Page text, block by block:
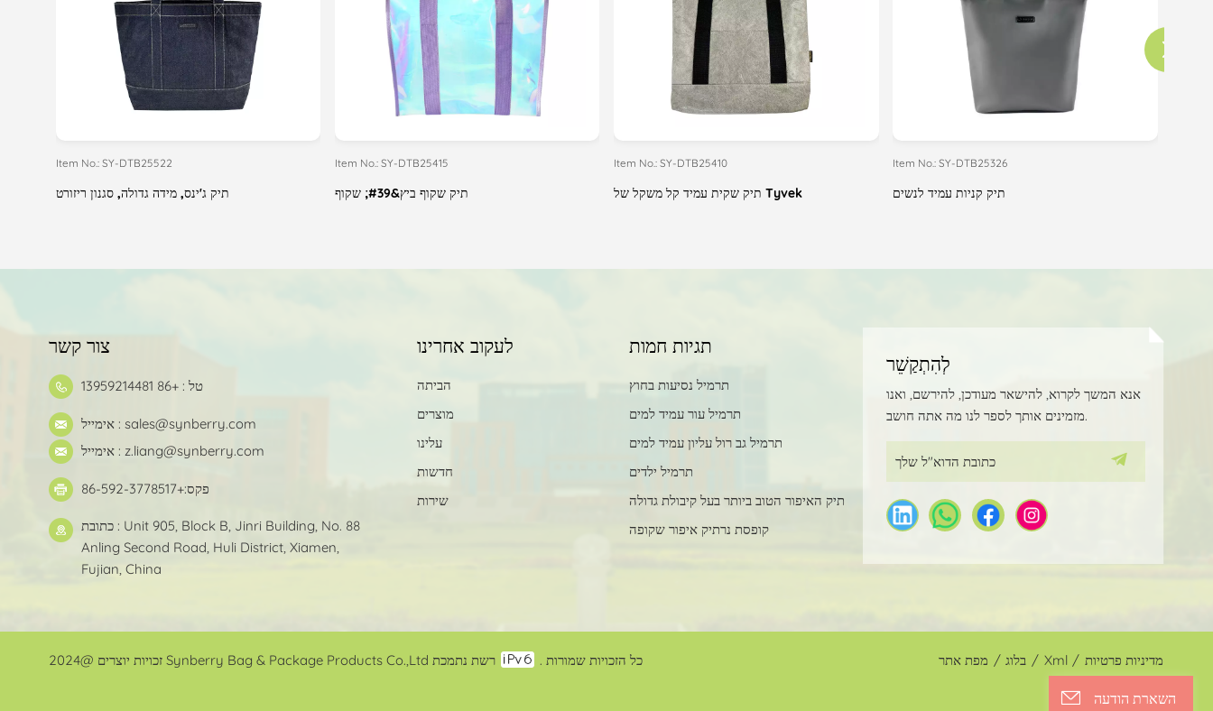
Item No.: SY-DTB25522
תיק ג'ינס, מידה גדולה, סגנון ריזורט
Item No.: SY-DTB25415
תיק שקוף ביץ&#39; שקוף
Item No.: SY-DTB25410
תיק שקית עמיד קל משקל של Tyvek
Item No.: SY-DTB25326
תיק קניות עמיד לנשים
צור קשר
טל : +86 13959214481
אימייל : sales@synberry.com
אימייל : z.liang@synberry.com
פקס:+86-592-3778517
כתובת : Unit 905, Block B, Jinri Building, No. 88
Anling Second Road, Huli District, Xiamen,
Fujian, China
לעקוב אחרינו
הביתה
מוצרים
עלינו
חדשות
שירות
תגיות חמות
תרמיל נסיעות בחוץ
תרמיל עור עמיד למים
תרמיל גב רול עליון עמיד למים
תרמיל ילדים
תיק האיפור הטוב ביותר בעל קיבולת גדולה
קופסת נרתיק איפור שקופה
לְהִתְקַשֵׁר
אנא המשך לקרוא, להישאר מעודכן, להירשם, ואנו
מזמינים אותך לספר לנו מה אתה חושב.
זכויות יוצרים @2024 Synberry Bag & Package Products Co.,Ltd כל הזכויות שמורות . רשת נתמכת מפת אתר / בלוג / Xml / מדיניות פרטיות
השארת הודעה